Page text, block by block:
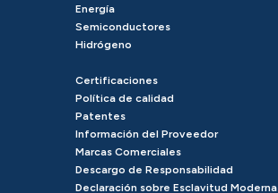
Energía
Semiconductores
Hidrógeno
Certificaciones
Política de calidad
Patentes
Información del Proveedor
Marcas Comerciales
Descargo de Responsabilidad
Declaración sobre Esclavitud Moderna